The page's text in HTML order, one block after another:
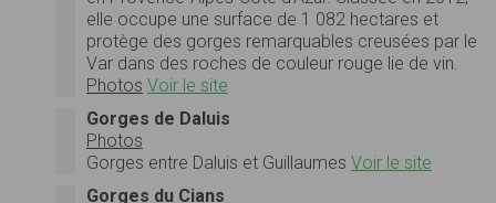
elle occupe une surface de 1 082 hectares et
protège des gorges remarquables creusées par le
Var dans des roches de couleur rouge lie de vin.
Photos Voir le site
Gorges de Daluis
Photos
Gorges entre Daluis et Guillaumes Voir le site
Gorges du Cians